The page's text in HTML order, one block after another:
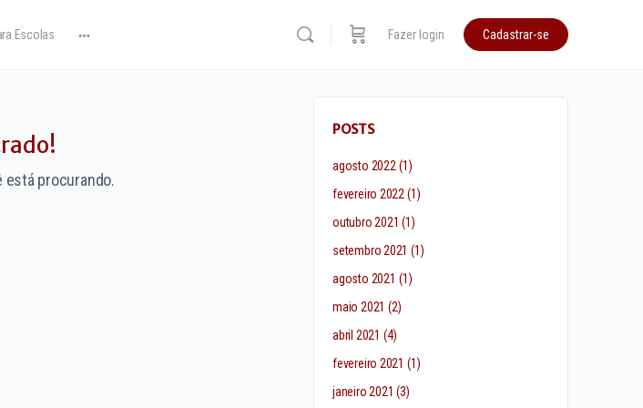
Escolas Fazer login Cadastrar-se
está procurando.
POSTS
agosto 2022 (1)
fevereiro 2022 (1)
outubro 2021 (1)
setembro 2021 (1)
agosto 2021 (1)
maio 2021 (2)
abril 2021 (4)
fevereiro 2021 (1)
janeiro 2021 (3)